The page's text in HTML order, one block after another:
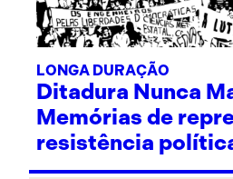
LONGA DURAÇÃO
Ditadura Nunca
Memórias de
resistência